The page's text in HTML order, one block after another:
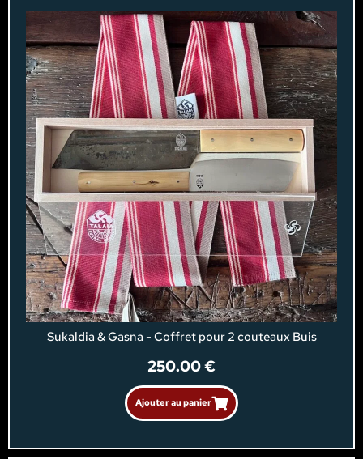
Sukaldia & Gasna - Coffret pour 2 couteaux Buis
250.00€
Ajouter au panier